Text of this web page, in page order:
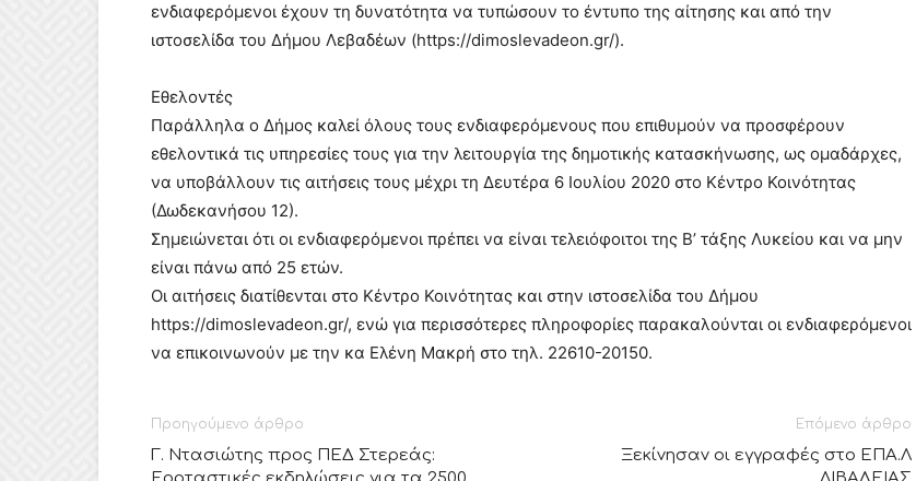
ενδιαφερόμενοι έχουν τη δυνατότητα να τυπώσουν το έντυπο της αίτησης και από την
ιστοσελίδα του Δήμου Λεβαδέων (https://dimoslevadeon.gr/).
Εθελοντές
Παράλληλα ο Δήμος καλεί όλους τους ενδιαφερόμενους που επιθυμούν να προσφέρουν
εθελοντικά τις υπηρεσίες τους για την λειτουργία της δημοτικής κατασκήνωσης, ως ομαδάρχες,
να υποβάλλουν τις αιτήσεις τους μέχρι τη Δευτέρα 6 Ιουλίου 2020 στο Κέντρο Κοινότητας
(Δωδεκανήσου 12).
Σημειώνεται ότι οι ενδιαφερόμενοι πρέπει να είναι τελειόφοιτοι της Β’ τάξης Λυκείου και να μην
είναι πάνω από 25 ετών.
Οι αιτήσεις διατίθενται στο Κέντρο Κοινότητας και στην ιστοσελίδα του Δήμου
https://dimoslevadeon.gr/, ενώ για περισσότερες πληροφορίες παρακαλούνται οι ενδιαφερόμενοι
να επικοινωνούν με την κα Ελένη Μακρή στο τηλ. 22610-20150.
Προηγούμενο άρθρο
Γ. Ντασιώτης προς ΠΕΔ Στερεάς:
Επόμενο άρθρο
Ξεκίνησαν οι εγγραφές στο ΕΠΑ.Λ